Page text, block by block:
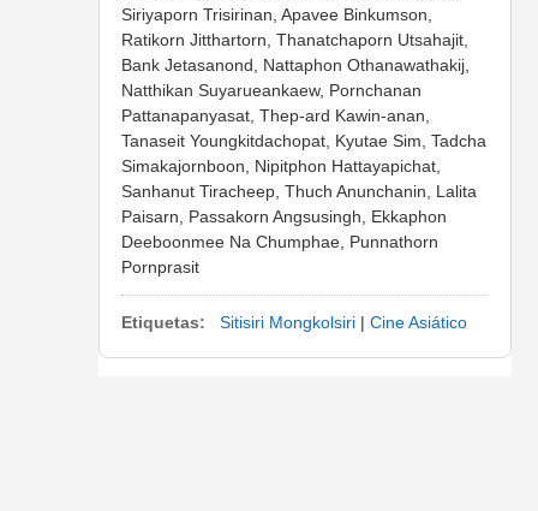
Siriyaporn Trisirinan, Apavee Binkumson,
Ratikorn Jitthartorn, Thanatchaporn Utsahajit,
Bank Jetasanond, Nattaphon Othanawathakij,
Natthikan Suyarueankaew, Pornchanan
Pattanapanyasat, Thep-ard Kawin-anan,
Tanaseit Youngkitdachopat, Kyutae Sim, Tadcha
Simakajornboon, Nipitphon Hattayapichat,
Sanhanut Tiracheep, Thuch Anunchanin, Lalita
Paisarn, Passakorn Angsusingh, Ekkaphon
Deeboonmee Na Chumphae, Punnathorn
Pornprasit
Etiquetas: Sitisiri Mongkolsiri |Cine Asiático